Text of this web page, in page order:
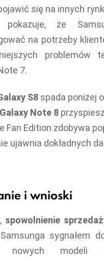
się na innych
że
na potrzeby
problemów
7.
S8 spada poniżej
Note 8
Fan Edition zdobywa
ujawnia dokładnych
i wnioski
spowolnienie
sygnałem
nowych modeli